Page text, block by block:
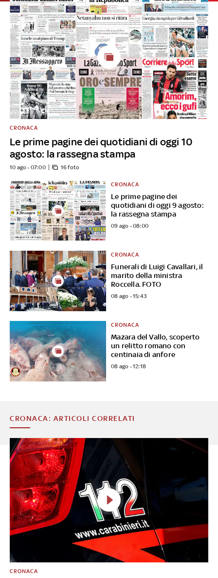
Le prime pagine dei quotidiani di oggi 10
agosto: la rassegna stampa
CRONACA
10 ago - 07:00 16 foto
Le prime pagine dei
quotidiani di oggi 9 agosto:
la rassegna stampa
CRONACA
09 ago - 08:00
Funerali di Luigi Cavallari, il
marito della ministra
Roccella. FOTO
CRONACA
08 ago - 15:43
Mazara del Vallo, scoperto
un relitto romano con
centinaia di anfore
CRONACA
08 ago - 12:18
CRONACA: ARTICOLI CORRELATI
CRONACA